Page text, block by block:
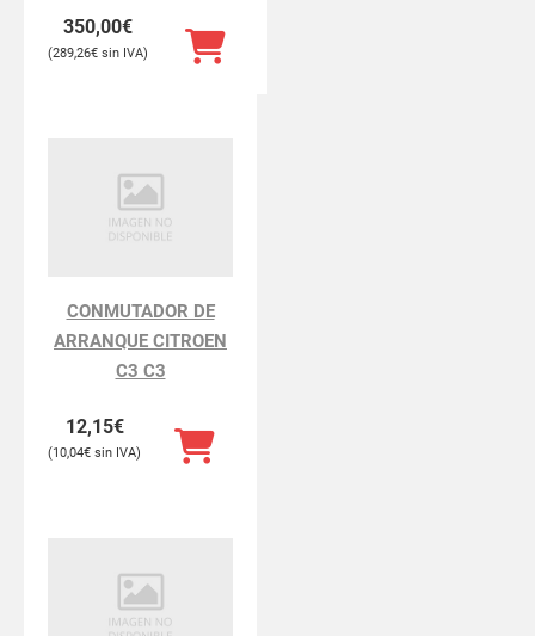
350,00€
289,26€
CONMUTADOR DE
ARRANQUE CITROEN
C3 C3
12,15€
10,04€